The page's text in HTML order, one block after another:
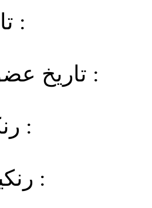
تاریخ تاسیس :
تاریخ عضویت در فیفا :
رنکینگ جهانی :
رنکینگ قاره ای :